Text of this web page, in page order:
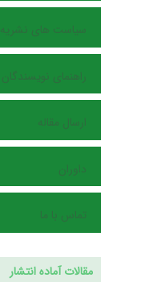
سیاست های نشریه
راهنمای نویسندگان
ارسال مقاله
داوران
تماس با ما
مقالات آماده انتشار